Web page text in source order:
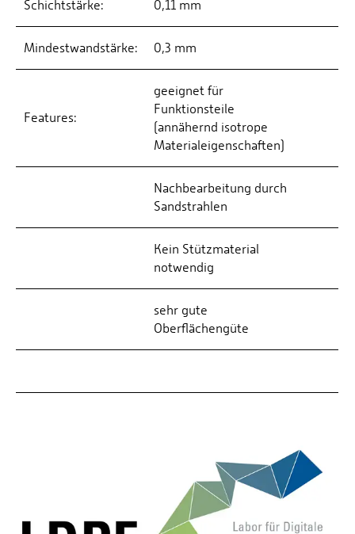
Schichtstärke: 0,11 mm
Mindestwandstärke: 0,3 mm
Features:
geeignet für
Funktionsteile
(annähernd isotrope
Materialeigenschaften)
Nachbearbeitung durch
Sandstrahlen
Kein Stützmaterial
notwendig
sehr gute
Oberflächengüte